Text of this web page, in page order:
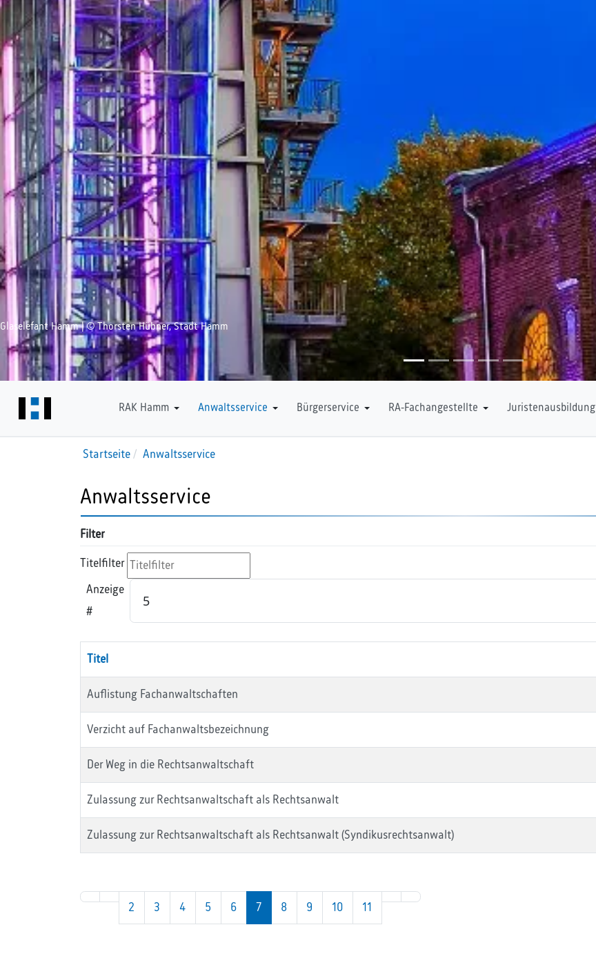
Glaselefant Hamm | © Thorsten Hübner, Stadt Hamm
RAK Hamm Anwaltsservice Bürgerservice RA-Fachangestellte Juristenausbildung
Downloads
Startseite Anwaltsservice
Anwaltsservice
Filter
Titelfilter
Anzeige
#
Titel
Auflistung Fachanwaltschaften
Verzicht auf Fachanwaltsbezeichnung
Der Weg in die Rechtsanwaltschaft
Zulassung zur Rechtsanwaltschaft als Rechtsanwalt
Zulassung zur Rechtsanwaltschaft als Rechtsanwalt (Syndikusrechtsanwalt)
2 3 4 5 6 7 8 9 10 11